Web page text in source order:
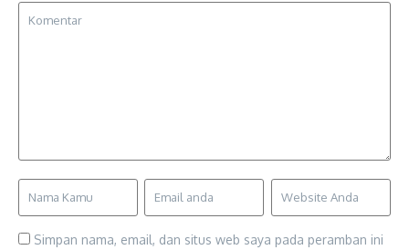
Simpan nama, email, dan situs web saya pada peramban ini